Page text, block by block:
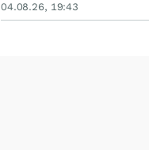
04.08.26, 19:43